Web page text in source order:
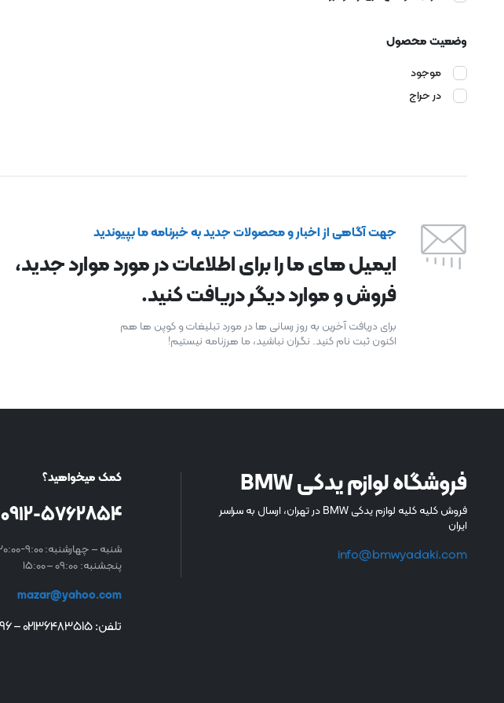
وضعیت محصول
موجود
در حراج
جهت آگاهی از اخبار و محصولات جدید به خبرنامه ما بپیوندید
ایمیل های ما را برای اطلاعات در مورد موارد جدید،
فروش و موارد دیگر دریافت کنید.
برای دریافت آخرین به روز رسانی ها در مورد تبلیغات و کوپن ها هم
اکنون ثبت نام کنید. نگران نباشید، ما هرزنامه نیستیم!
فروشگاه لوازم یدکی BMW
فروش کلیه کلیه لوازم یدکی BMW در تهران، ارسال به سراسر
ایران
info@bmwyadaki.com
کمک میخواهید؟
0912-5762854
شنبه – چهارشنبه: 9:00-20:00
پنجشنبه: 09:00 – 15:00
mazar@yahoo.com
تلفن: 02136483515 – 02136056296